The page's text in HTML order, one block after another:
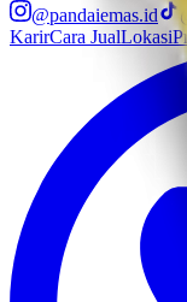
@pandaiemas.id
KarirCara JualLokasi